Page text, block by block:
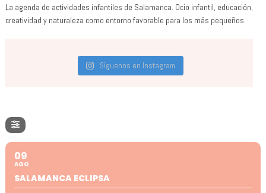
La agenda de actividades infantiles de Salamanca. Ocio infantil, educación,
creatividad y naturaleza como entorno favorable para los más pequeños.
Síguenos en Instagram
09
AGO
SALAMANCA ECLIPSA